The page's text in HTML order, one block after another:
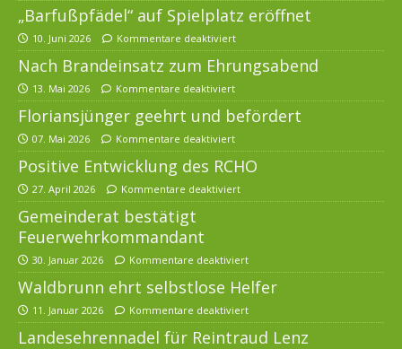
„Barfußpfädel“ auf Spielplatz eröffnet
10. Juni 2026 Kommentare deaktiviert
Nach Brandeinsatz zum Ehrungsabend
13. Mai 2026 Kommentare deaktiviert
Floriansjünger geehrt und befördert
07. Mai 2026 Kommentare deaktiviert
Positive Entwicklung des RCHO
27. April 2026 Kommentare deaktiviert
Gemeinderat bestätigt
Feuerwehrkommandant
30. Januar 2026 Kommentare deaktiviert
Waldbrunn ehrt selbstlose Helfer
11. Januar 2026 Kommentare deaktiviert
Landesehrennadel für Reintraud Lenz